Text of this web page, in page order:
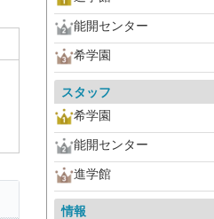
能開センター
希学園
スタッフ
希学園
能開センター
進学館
情報